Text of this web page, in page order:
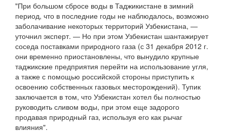
"При большом сбросе воды в Таджикистане в зимний
период, что в последние годы не наблюдалось, возможно
заболачивание некоторых территорий Узбекистана, —
уточнил эксперт. — Но при этом Узбекистан шантажирует
соседа поставками природного газа (с 31 декабря 2012 г.
они временно приостановлены, что вынудило крупные
таджикские предприятия перейти на использование угля,
а также с помощью российской стороны приступить к
освоению собственных газовых месторождений). Тупик
заключается в том, что Узбекистан хотел бы полностью
руководить сливом воды, при этом еще задорого
продавая природный газ, используя его как рычаг
влияния".